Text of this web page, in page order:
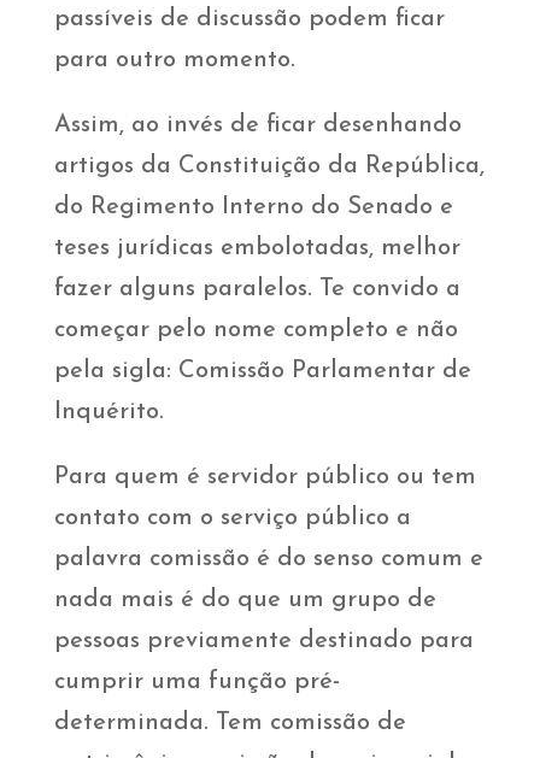
passíveis de discussão podem ficar
para outro momento.
Assim, ao invés de ficar desenhando
artigos da Constituição da República,
do Regimento Interno do Senado e
teses jurídicas embolotadas, melhor
fazer alguns paralelos. Te convido a
começar pelo nome completo e não
pela sigla: Comissão Parlamentar de
Inquérito.
Para quem é servidor público ou tem
contato com o serviço público a
palavra comissão é do senso comum e
nada mais é do que um grupo de
pessoas previamente destinado para
cumprir uma função pré-
determinada. Tem comissão de